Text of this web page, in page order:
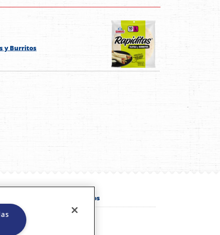
y Burritos
Conócenos